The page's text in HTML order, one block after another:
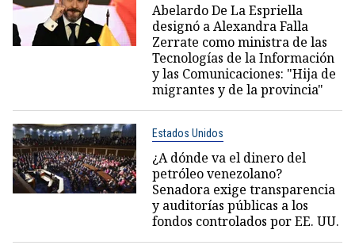
Abelardo De La Espriella
designó a Alexandra Falla
Zerrate como ministra de las
Tecnologías de la Información
y las Comunicaciones: "Hija de
migrantes y de la provincia"
Estados Unidos
¿A dónde va el dinero del
petróleo venezolano?
Senadora exige transparencia
y auditorías públicas a los
fondos controlados por EE. UU.